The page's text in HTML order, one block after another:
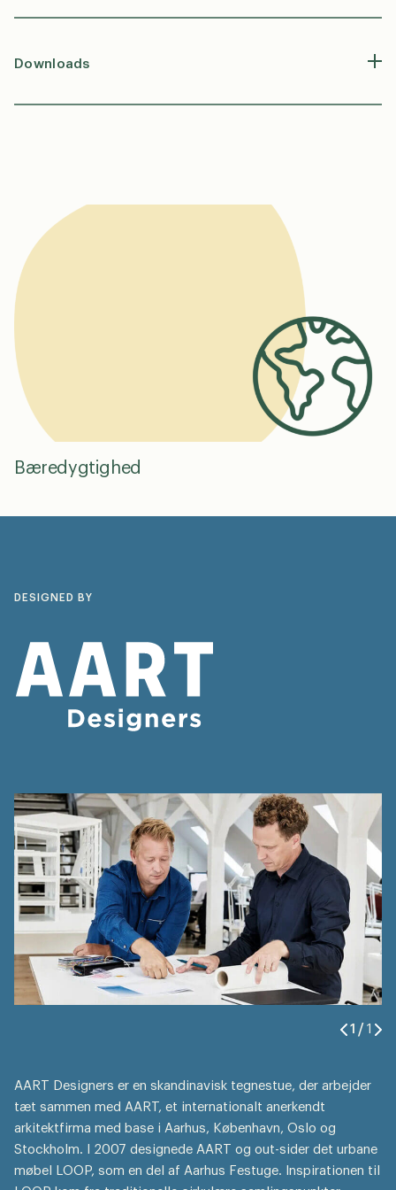
Downloads
Bæredygtighed
DESIGNED BY
1 / 1
AART Designers er en skandinavisk tegnestue, der arbejder
tæt sammen med AART, et internationalt anerkendt
arkitektfirma med base i Aarhus, København, Oslo og
Stockholm. I 2007 designede AART og out-sider det urbane
møbel LOOP, som en del af Aarhus Festuge. Inspirationen til